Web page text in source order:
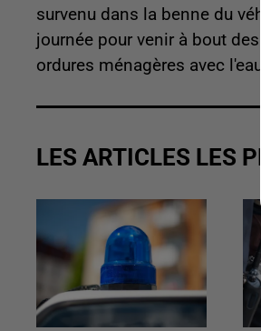
survenu dans la benne du
journée pour venir à bout
ordures ménagères avec
LES ARTICLES LES